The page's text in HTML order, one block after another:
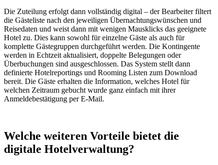
Die Zuteilung erfolgt dann vollständig digital – der Bearbeiter filtert
die Gästeliste nach den jeweiligen Übernachtungswünschen und
Reisedaten und weist dann mit wenigen Mausklicks das geeignete
Hotel zu. Dies kann sowohl für einzelne Gäste als auch für
komplette Gästegruppen durchgeführt werden. Die Kontingente
werden in Echtzeit aktualisiert, doppelte Belegungen oder
Überbuchungen sind ausgeschlossen. Das System stellt dann
definierte Hotelreportings und Rooming Listen zum Download
bereit. Die Gäste erhalten die Information, welches Hotel für
welchen Zeitraum gebucht wurde ganz einfach mit ihrer
Anmeldebestätigung per E-Mail.
Welche weiteren Vorteile bietet die
digitale Hotelverwaltung?